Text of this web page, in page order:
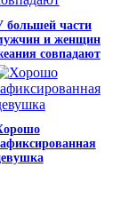
большей части
и женщин
совпадают